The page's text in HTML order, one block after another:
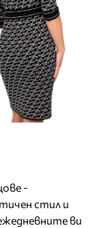
-
стил и
ви